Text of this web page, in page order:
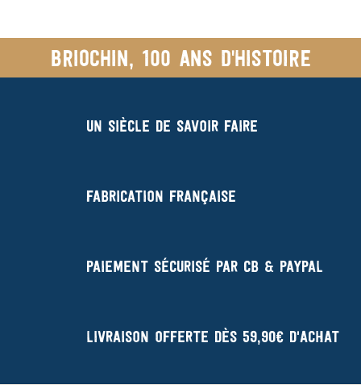
Briochin, 100 ans d'histoire
Un siècle de savoir faire
Fabrication française
Paiement sécurisé par CB & Paypal
Livraison offerte dès 59,90€ d'achat